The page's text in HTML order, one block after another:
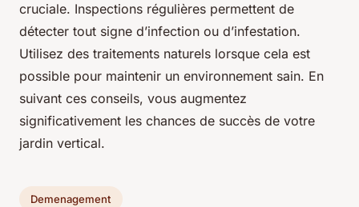
cruciale. Inspections régulières permettent de
détecter tout signe d’infection ou d’infestation.
Utilisez des traitements naturels lorsque cela est
possible pour maintenir un environnement sain. En
suivant ces conseils, vous augmentez
significativement les chances de succès de votre
jardin vertical.
Demenagement